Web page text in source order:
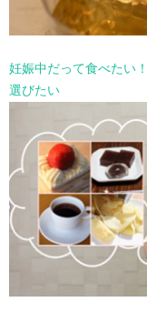
妊娠中だって食べたい
選びたい